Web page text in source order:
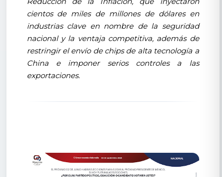
cientos de miles de millones de dólares en
industrias clave en nombre de la seguridad
nacional y la ventaja competitiva, además de
restringir el envío de chips de alta tecnología a
China e imponer serios controles a las
exportaciones.